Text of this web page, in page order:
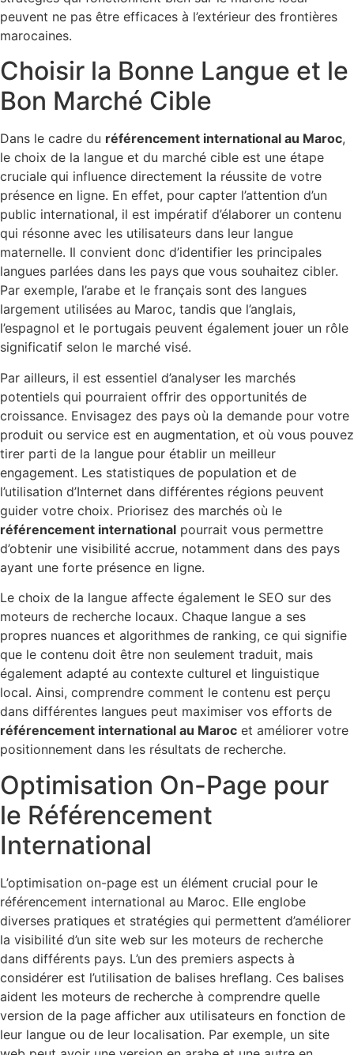
peuvent ne pas être efficaces à l’extérieur des frontières
marocaines.
Choisir la Bonne Langue et le
Bon Marché Cible
Dans le cadre du référencement international au Maroc,
le choix de la langue et du marché cible est une étape
cruciale qui influence directement la réussite de votre
présence en ligne. En effet, pour capter l’attention d’un
public international, il est impératif d’élaborer un contenu
qui résonne avec les utilisateurs dans leur langue
maternelle. Il convient donc d’identifier les principales
langues parlées dans les pays que vous souhaitez cibler.
Par exemple, l’arabe et le français sont des langues
largement utilisées au Maroc, tandis que l’anglais,
l’espagnol et le portugais peuvent également jouer un rôle
significatif selon le marché visé.
Par ailleurs, il est essentiel d’analyser les marchés
potentiels qui pourraient offrir des opportunités de
croissance. Envisagez des pays où la demande pour votre
produit ou service est en augmentation, et où vous pouvez
tirer parti de la langue pour établir un meilleur
engagement. Les statistiques de population et de
l’utilisation d’Internet dans différentes régions peuvent
guider votre choix. Priorisez des marchés où le
référencement international pourrait vous permettre
d’obtenir une visibilité accrue, notamment dans des pays
ayant une forte présence en ligne.
Le choix de la langue affecte également le SEO sur des
moteurs de recherche locaux. Chaque langue a ses
propres nuances et algorithmes de ranking, ce qui signifie
que le contenu doit être non seulement traduit, mais
également adapté au contexte culturel et linguistique
local. Ainsi, comprendre comment le contenu est perçu
dans différentes langues peut maximiser vos efforts de
référencement international au Maroc et améliorer votre
positionnement dans les résultats de recherche.
Optimisation On-Page pour
le Référencement
International
L’optimisation on-page est un élément crucial pour le
référencement international au Maroc. Elle englobe
diverses pratiques et stratégies qui permettent d’améliorer
la visibilité d’un site web sur les moteurs de recherche
dans différents pays. L’un des premiers aspects à
considérer est l’utilisation de balises hreflang. Ces balises
aident les moteurs de recherche à comprendre quelle
version de la page afficher aux utilisateurs en fonction de
leur langue ou de leur localisation. Par exemple, un site